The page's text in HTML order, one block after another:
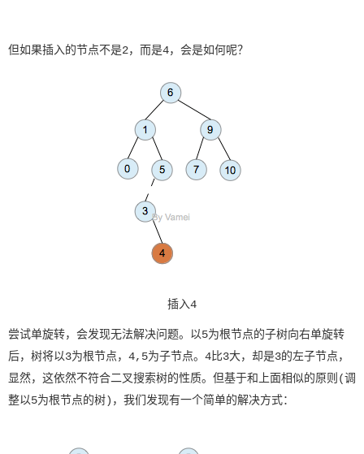
但如果插入的节点不是2，而是4，会是如何呢？
插入4
尝试单旋转，会发现无法解决问题。以5为根节点的子树向右单旋转
后，树将以3为根节点，4,5为子节点。4比3大，却是3的左子节点，
显然，这依然不符合二叉搜索树的性质。但基于和上面相似的原则(调
整以5为根节点的树)，我们发现有一个简单的解决方式：